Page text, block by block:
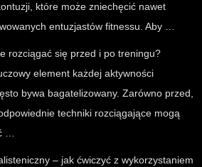
które może zniechęcić nawet
entuzjastów fitnessu. Aby …
rozciągać się przed i po treningu?
element każdej aktywności
bywa bagatelizowany. Zarówno przed,
techniki rozciągające mogą
…
– jak ćwiczyć z wykorzystaniem